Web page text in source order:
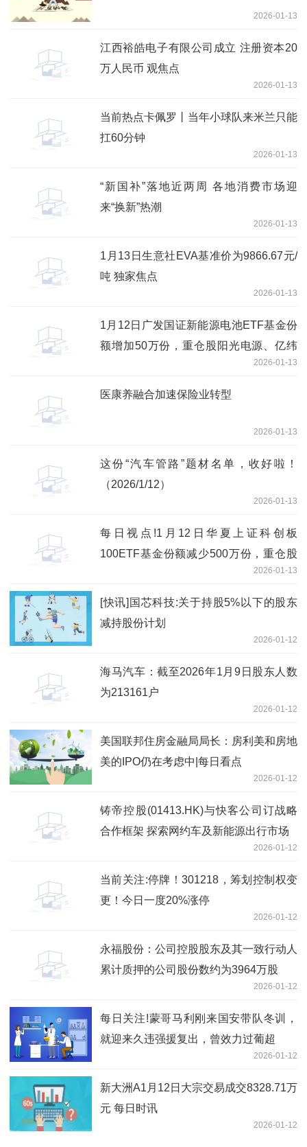
2026-01-13
江西裕皓电子有限公司成立 注册资本20
万人民币 观焦点
2026-01-13
当前热点卡佩罗丨当年小球队来米兰只能
扛60分钟
2026-01-13
“新国补”落地近两周 各地消费市场迎
来“换新”热潮
2026-01-13
1月13日生意社EVA基准价为9866.67元/
吨 独家焦点
2026-01-13
1月12日广发国证新能源电池ETF基金份
额增加50万份，重仓股阳光电源、亿纬
2026-01-13
医康养融合加速保险业转型
2026-01-13
这份“汽车管路”题材名单，收好啦！
（2026/1/12）
2026-01-13
每日视点!1月12日华夏上证科创板
100ETF基金份额减少500万份，重仓股
2026-01-13
[快讯]国芯科技:关于持股5%以下的股东
减持股份计划
2026-01-12
海马汽车：截至2026年1月9日股东人数
为213161户
2026-01-12
美国联邦住房金融局局长：房利美和房地
美的IPO仍在考虑中|每日看点
2026-01-12
铸帝控股(01413.HK)与快客公司订战略
合作框架 探索网约车及新能源出行市场
2026-01-12
当前关注:停牌！301218，筹划控制权变
更！今日一度20%涨停
2026-01-12
永福股份：公司控股股东及其一致行动人
累计质押的公司股份数约为3964万股
2026-01-12
每日关注!蒙哥马利刚来国安带队冬训，
就迎来久违强援复出，曾效力过葡超
2026-01-12
新大洲A1月12日大宗交易成交8328.71万
元 每日时讯
2026-01-12